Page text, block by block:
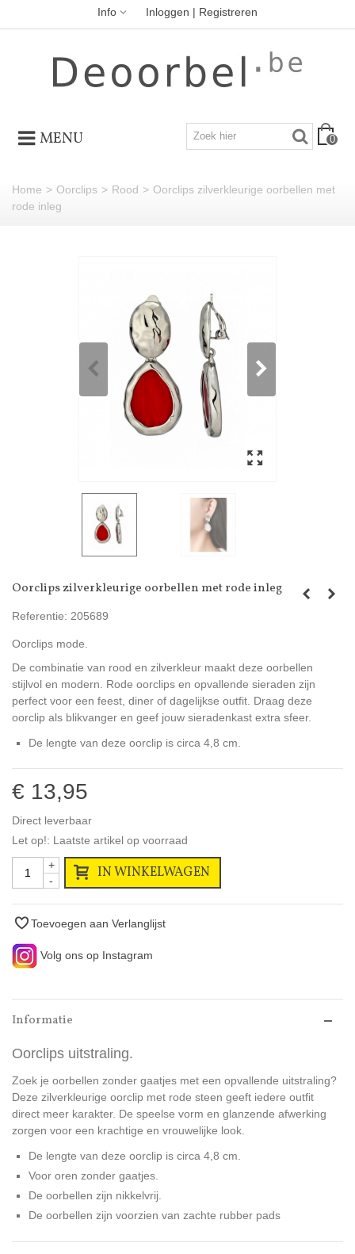
Info Inloggen | Registreren
MENU 0
Home > Oorclips > Rood > Oorclips zilverkleurige oorbellen met
rode inleg
Oorclips zilverkleurige oorbellen met rode inleg
Referentie: 205689
Oorclips mode.
De combinatie van rood en zilverkleur maakt deze oorbellen
stijlvol en modern. Rode oorclips en opvallende sieraden zijn
perfect voor een feest, diner of dagelijkse outfit. Draag deze
oorclip als blikvanger en geef jouw sieradenkast extra sfeer.
De lengte van deze oorclip is circa 4,8 cm.
€ 13,95
Direct leverbaar
Let op!: Laatste artikel op voorraad
-
+ IN WINKELWAGEN
Toevoegen aan Verlanglijst
Volg ons op Instagram
Informatie
Oorclips uitstraling.
Zoek je oorbellen zonder gaatjes met een opvallende uitstraling?
Deze zilverkleurige oorclip met rode steen geeft iedere outfit
direct meer karakter. De speelse vorm en glanzende afwerking
zorgen voor een krachtige en vrouwelijke look.
De lengte van deze oorclip is circa 4,8 cm.
Voor oren zonder gaatjes.
De oorbellen zijn nikkelvrij.
De oorbellen zijn voorzien van zachte rubber pads